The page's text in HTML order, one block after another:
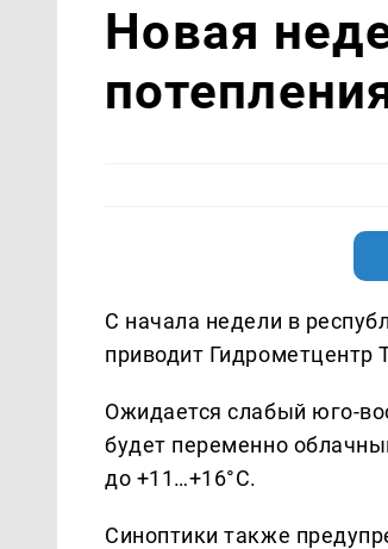
Новая
С начала недели в
приводит Гидрометцентр
Ожидается слабый юго-
будет переменно
до +11…+16°C.
Синоптики также